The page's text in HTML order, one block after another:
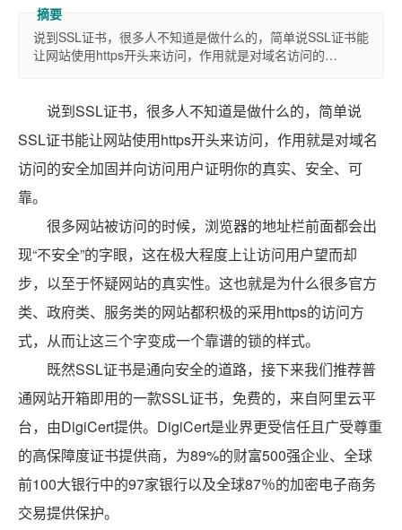
说到SSL证书，很多人不知道是做什么的，简单说SSL证书能
让网站使用https开头来访问，作用就是对域名访问的…
说到SSL证书，很多人不知道是做什么的，简单说
SSL证书能让网站使用https开头来访问，作用就是对域名
访问的安全加固并向访问用户证明你的真实、安全、可
靠。
很多网站被访问的时候，浏览器的地址栏前面都会出
现“不安全”的字眼，这在极大程度上让访问用户望而却
步，以至于怀疑网站的真实性。这也就是为什么很多官方
类、政府类、服务类的网站都积极的采用https的访问方
式，从而让这三个字变成一个靠谱的锁的样式。
既然SSL证书是通向安全的道路，接下来我们推荐普
通网站开箱即用的一款SSL证书，免费的，来自阿里云平
台，由DigiCert提供。DigiCert是业界更受信任且广受尊重
的高保障度证书提供商，为89%的财富500强企业、全球
前100大银行中的97家银行以及全球87％的加密电子商务
交易提供保护。